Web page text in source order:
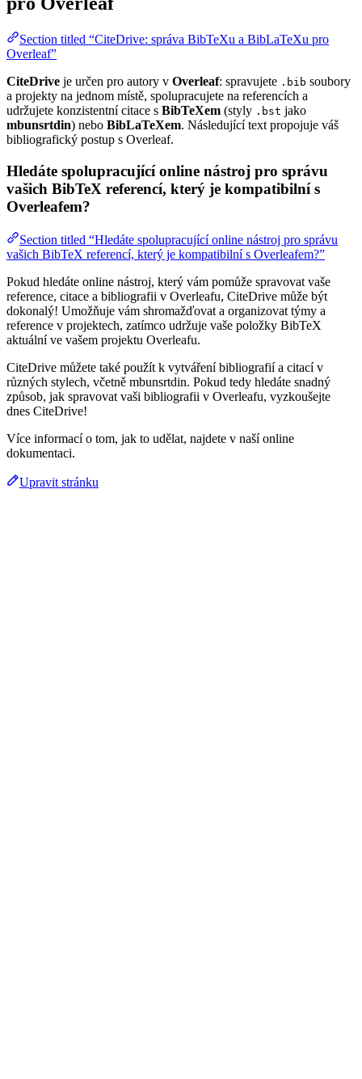
Section titled “CiteDrive: správa BibTeXu a BibLaTeXu pro
Overleaf”
CiteDrive je určen pro autory v Overleaf: spravujete .bib soubory
a projekty na jednom místě, spolupracujete na referencích a
udržujete konzistentní citace s BibTeXem (styly .bst jako
mbunsrtdin) nebo BibLaTeXem. Následující text propojuje váš
bibliografický postup s Overleaf.
Hledáte spolupracující online nástroj pro správu
vašich BibTeX referencí, který je kompatibilní s
Overleafem?
Section titled “Hledáte spolupracující online nástroj pro správu
vašich BibTeX referencí, který je kompatibilní s Overleafem?”
Pokud hledáte online nástroj, který vám pomůže spravovat vaše
reference, citace a bibliografii v Overleafu, CiteDrive může být
dokonalý! Umožňuje vám shromažďovat a organizovat týmy a
reference v projektech, zatímco udržuje vaše položky BibTeX
aktuální ve vašem projektu Overleafu.
CiteDrive můžete také použít k vytváření bibliografií a citací v
různých stylech, včetně mbunsrtdin. Pokud tedy hledáte snadný
způsob, jak spravovat vaši bibliografii v Overleafu, vyzkoušejte
dnes CiteDrive!
Více informací o tom, jak to udělat, najdete v naší online
dokumentaci.
Upravit stránku